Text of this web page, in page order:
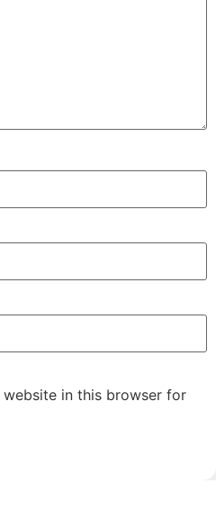
website in this browser for